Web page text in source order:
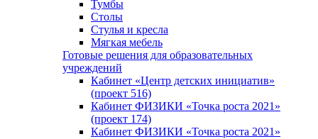
Тумбы
Столы
Стулья и кресла
Мягкая мебель
Готовые решения для образовательных
учреждений
Кабинет «Центр детских инициатив»
(проект 516)
Кабинет ФИЗИКИ «Точка роста 2021»
(проект 174)
Кабинет ФИЗИКИ «Точка роста 2021»